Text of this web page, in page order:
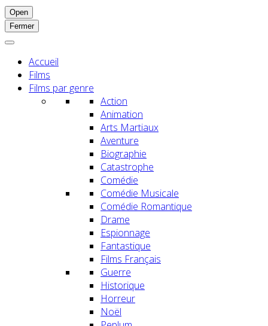
Open
Fermer
Accueil
Films
Films par genre
Action
Animation
Arts Martiaux
Aventure
Biographie
Catastrophe
Comédie
Comédie Musicale
Comédie Romantique
Drame
Espionnage
Fantastique
Films Français
Guerre
Historique
Horreur
Noël